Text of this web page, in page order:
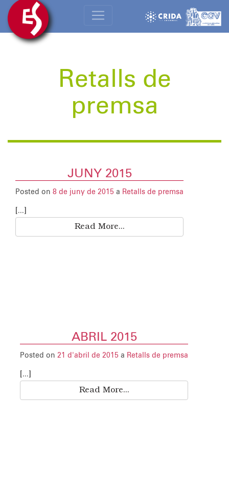
Retalls de
premsa
JUNY 2015
Posted on 8 de juny de 2015 a Retalls de premsa
[...]
Read More...
ABRIL 2015
Posted on 21 d'abril de 2015 a Retalls de premsa
[...]
Read More...